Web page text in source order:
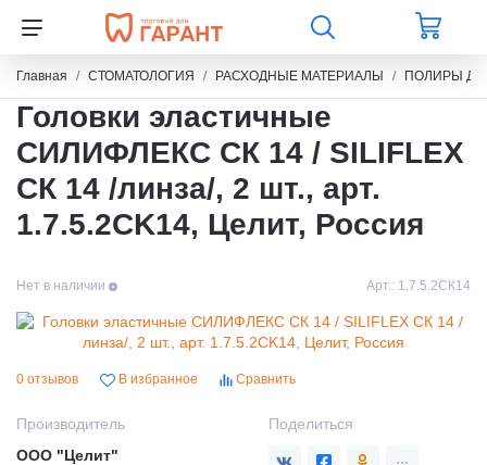
Главная СТОМАТОЛОГИЯ РАСХОДНЫЕ МАТЕРИАЛЫ ПОЛИРЫ
Головки эластичные
СИЛИФЛЕКС СК 14 / SILIFLEX
СК 14 /линза/, 2 шт., арт.
1.7.5.2CK14, Целит, Россия
Нет в наличии Арт.: 1.7.5.2СК14
0 отзывов В избранное Сравнить
Производитель
ООО "Целит"
Поделиться